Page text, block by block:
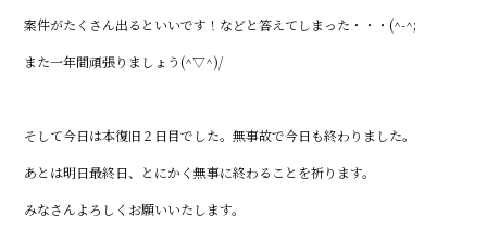
案件がたくさん出るといいです！などと答えてしまった・・・(^-^;
また一年間頑張りましょう(^▽^)/
そして今日は本復旧２日目でした。無事故で今日も終わりました。
あとは明日最終日、とにかく無事に終わることを祈ります。
みなさんよろしくお願いいたします。